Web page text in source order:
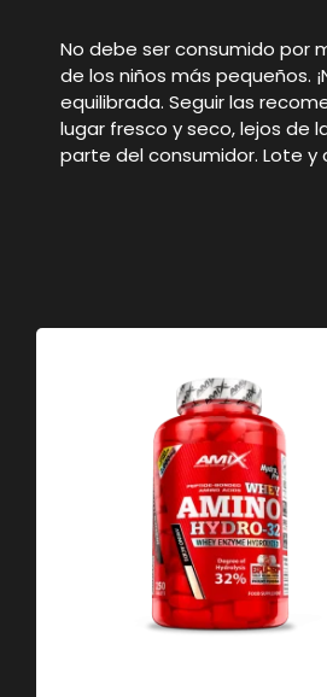
No debe ser consumido por
de los niños más pequeños.
equilibrada. Seguir las
lugar fresco y seco, lejos de
parte del consumidor. Lote